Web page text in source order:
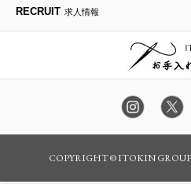
傘・日傘
時計
RECRUIT 求人情報
COPYRIGHT © ITOKIN